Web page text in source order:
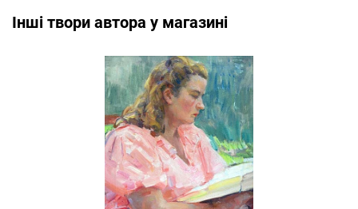
Інші твори автора у магазині